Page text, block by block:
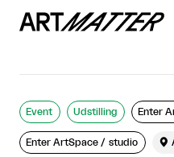
Event Udstilling Enter
Enter ArtSpace / studio 